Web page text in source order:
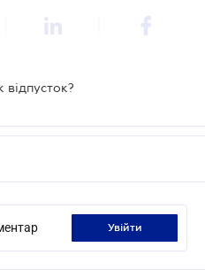
відпусток?
увійти